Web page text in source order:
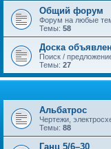
Общий форум
Форум на любые
Темы: 58
Доска
Поиск /
Темы: 27
Альбатрос
Чертежи,
Темы: 88
Ганц 5/6–30